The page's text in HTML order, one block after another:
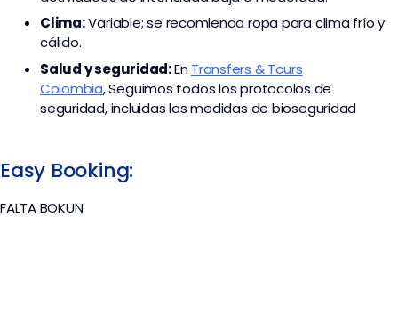
Clima:Variable; se recomienda ropa para clima frío y
cálido.
Salud y seguridad:EnTransfers & Tours
Colombia,Seguimos todos los protocolos de
seguridad, incluidas las medidas de bioseguridad
Easy Booking:
FALTA BOKUN